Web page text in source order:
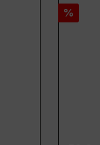
Rabatt
%